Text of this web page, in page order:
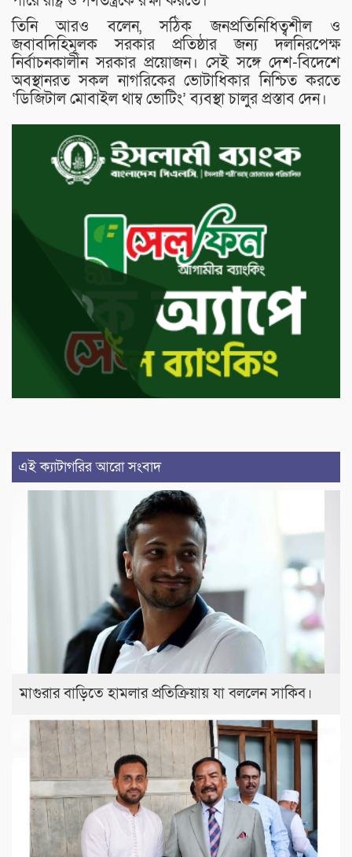
তিনি আরও বলেন, সঠিক জনপ্রতিনিধিত্বশীল ও
জবাবদিহিমূলক সরকার প্রতিষ্ঠার জন্য দলনিরপেক্ষ
নির্বাচনকালীন সরকার প্রয়োজন। সেই সঙ্গে দেশ-বিদেশে
অবস্থানরত সকল নাগরিকের ভোটাধিকার নিশ্চিত করতে
‘ডিজিটাল মোবাইল থাম্ব ভোটিং’ ব্যবস্থা চালুর প্রস্তাব দেন।
এই ক্যাটাগরির আরো সংবাদ
মাগুরার বাড়িতে হামলার প্রতিক্রিয়ায় যা বললেন সাকিব।